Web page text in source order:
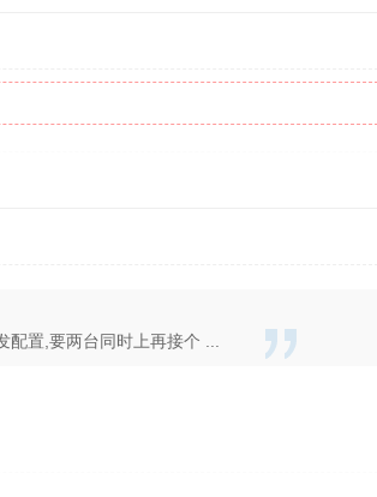
置,要两台同时上再接个 ...